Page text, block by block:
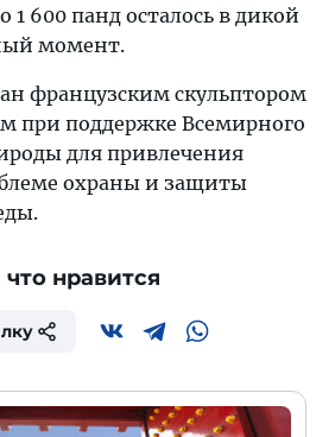
1 600 панд осталось в дикой
момент.
французским скульптором
при поддержке Всемирного
для привлечения
охраны и защиты
нравится